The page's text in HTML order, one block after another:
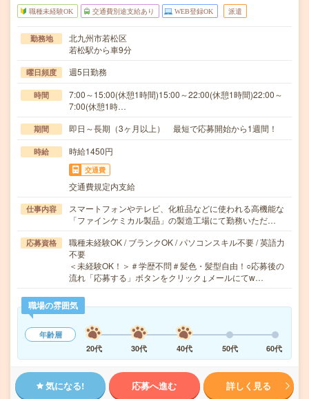
職種未経験OK 交通費別途支給あり WEB登録OK 派遣
勤務地
北九州市若松区
若松駅から車9分
曜日頻度 週5日勤務
時間
7:00～15:00(休憩1時間)15:00～22:00(休憩1時間)22:00～
7:00(休憩1時…
期間 即日～長期（3ヶ月以上） 最短で応募開始から1週間！
時給 時給1450円
交通費
交通費規定内支給
仕事内容
スマートフォンやテレビ、化粧品などに使われる高機能な
「ファインケミカル製品」の製造工場にて勤務いただ…
応募資格
職種未経験OK / ブランクOK / パソコンスキル不要 / 英語力
不要
＜未経験OK！＞＃学歴不問＃髪色・髪型自由！○応募後の
流れ「応募する」ボタンをクリック↓メールにてw…
職場の雰囲気
年齢層
20代
30代 40代 50代 60代
気になる! 応募へ進む 詳しく見る